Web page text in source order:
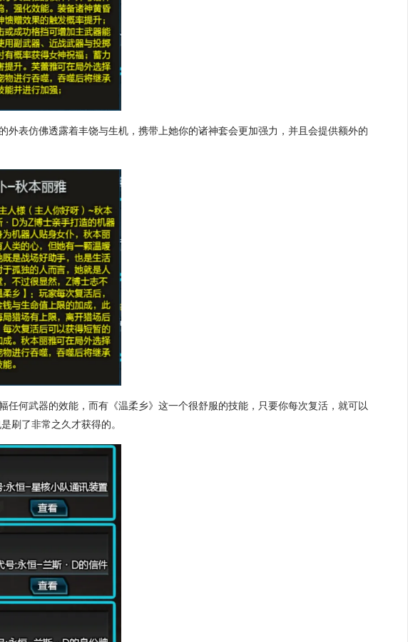
外表仿佛透露着丰饶与生机，携带上她你的诸神套会更加强力，并且会提供额外的
任何武器的效能，而有 《温柔乡》这一个很舒服的技能，只要你每次复活，就可以
刷了非常之久才获得的。